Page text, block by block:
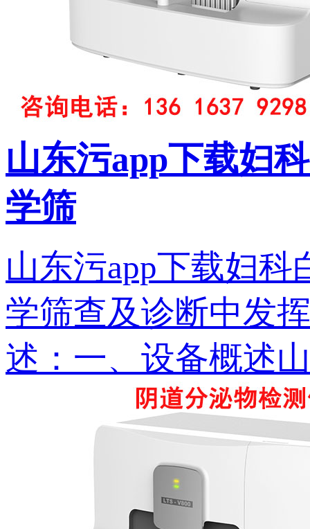
山东污app下载妇
学筛
山东污app下载妇
学筛查及诊断中发挥
述：一、设备概